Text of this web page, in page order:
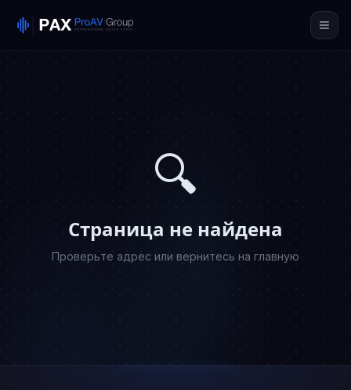
🔍
Страница не найдена
Проверьте адрес или вернитесь на главную